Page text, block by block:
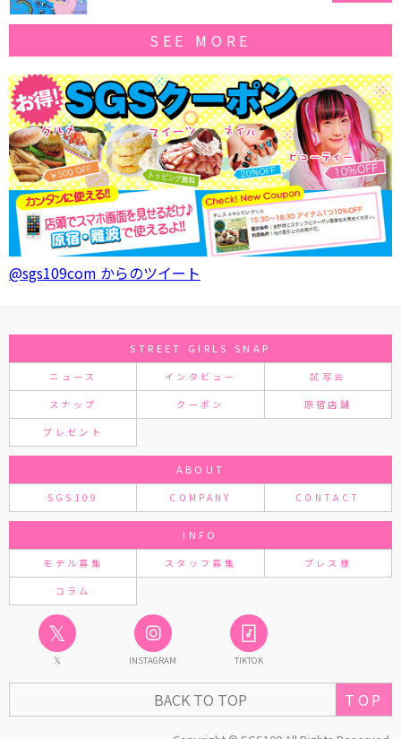
SEE MORE
@sgs109com からのツイート
STREET GIRLS SNAP
ニュース インタビュー 試写会
スナップ クーポン 原宿店舗
プレゼント
ABOUT
SGS109 COMPANY CONTACT
INFO
モデル募集 スタッフ募集 プレス様
コラム
𝕏
𝕏 INSTAGRAM TIKTOK
BACK TO TOP TOP